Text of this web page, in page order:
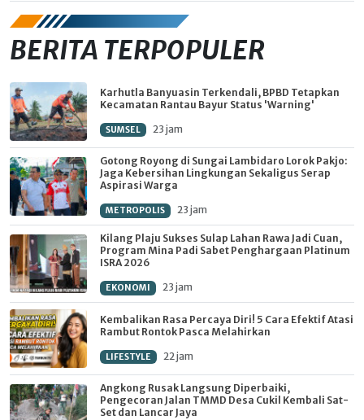
BERITA TERPOPULER
Karhutla Banyuasin Terkendali, BPBD Tetapkan
Kecamatan Rantau Bayur Status 'Warning'
SUMSEL 23 jam
Gotong Royong di Sungai Lambidaro Lorok Pakjo:
Jaga Kebersihan Lingkungan Sekaligus Serap
Aspirasi Warga
METROPOLIS 23 jam
Kilang Plaju Sukses Sulap Lahan Rawa Jadi Cuan,
Program Mina Padi Sabet Penghargaan Platinum
ISRA 2026
EKONOMI 23 jam
Kembalikan Rasa Percaya Diri! 5 Cara Efektif Atasi
Rambut Rontok Pasca Melahirkan
LIFESTYLE 22 jam
Angkong Rusak Langsung Diperbaiki,
Pengecoran Jalan TMMD Desa Cukil Kembali Sat-
Set dan Lancar Jaya